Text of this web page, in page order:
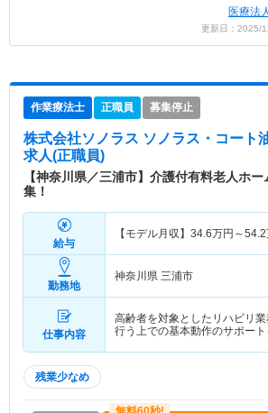
医療法
更新日：2025/
作業療法士 正職員 募集停止
株式会社ソノラス ソノラス・コート
求人(正職員)
【神奈川県／三浦市】介護付有料老人ホ
集！
給与
【モデル月収】 34.6万円～54.2
勤務地
神奈川県 三浦市
仕事内容
高齢者を対象としたリハビリ
行う上での基本動作のサポー
残業少なめ